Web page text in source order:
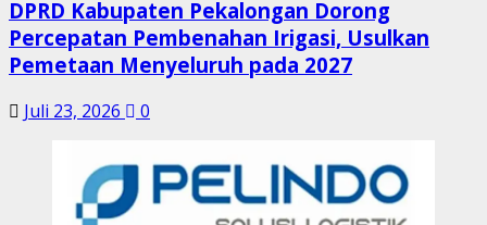
DPRD Kabupaten Pekalongan Dorong
Percepatan Pembenahan Irigasi, Usulkan
Pemetaan Menyeluruh pada 2027
Juli 23, 2026 0